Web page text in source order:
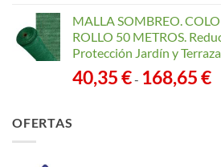
MALLA SOMBREO.
ROLLO 50 METROS.
Protección Jardín y
40,35€- 168,65€
OFERTAS